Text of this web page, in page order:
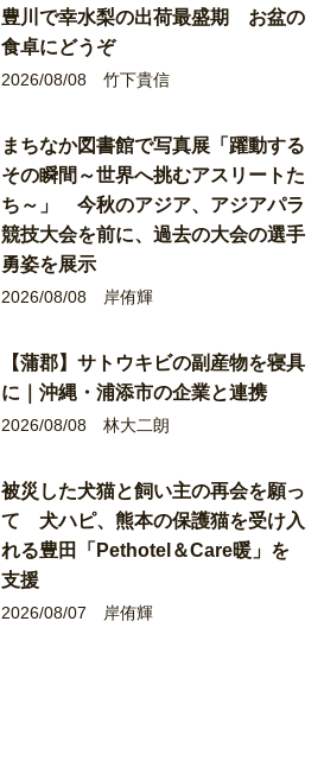
豊川で幸水梨の出荷最盛期 お盆の
食卓にどうぞ
2026/08/08 竹下貴信
まちなか図書館で写真展「躍動する
その瞬間～世界へ挑むアスリートた
ち～」 今秋のアジア、アジアパラ
競技大会を前に、過去の大会の選手
勇姿を展示
2026/08/08 岸侑輝
【蒲郡】サトウキビの副産物を寝具
に｜沖縄・浦添市の企業と連携
2026/08/08 林大二朗
被災した犬猫と飼い主の再会を願っ
て 犬ハピ、熊本の保護猫を受け入
れる豊田「Pethotel＆Care暖」を
支援
2026/08/07 岸侑輝